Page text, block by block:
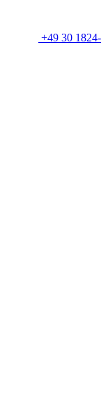
+49 30 1824-